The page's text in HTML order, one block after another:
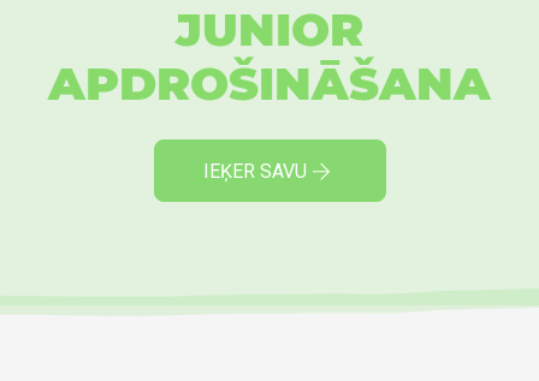
JUNIOR
APDROŠINĀŠANA
IEĶER SAVU